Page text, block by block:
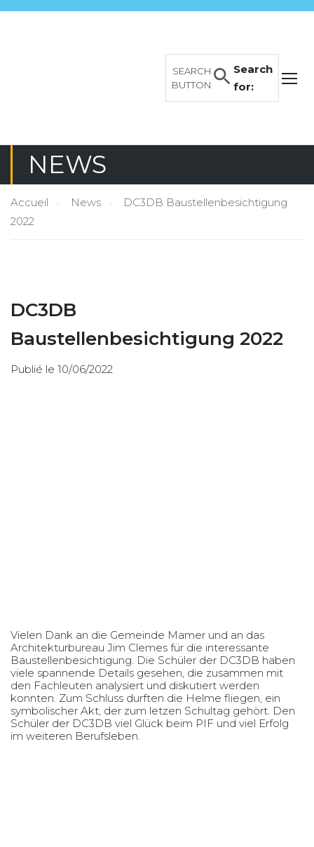
Search
for:
SEARCH
BUTTON
NEWS
Accueil News
DC3DB Baustellenbesichtigung
2022
DC3DB
Baustellenbesichtigung 2022
Publié le 10/06/2022
Vielen Dank an die Gemeinde Mamer und an das
Architekturbureau Jim Clemes für die interessante
Baustellenbesichtigung. Die Schüler der DC3DB haben
viele spannende Details gesehen, die zusammen mit
den Fachleuten analysiert und diskutiert werden
konnten. Zum Schluss durften die Helme fliegen, ein
symbolischer Akt, der zum letzen Schultag gehört. Den
Schüler der DC3DB viel Glück beim PIF und viel Erfolg
im weiteren Berufsleben.